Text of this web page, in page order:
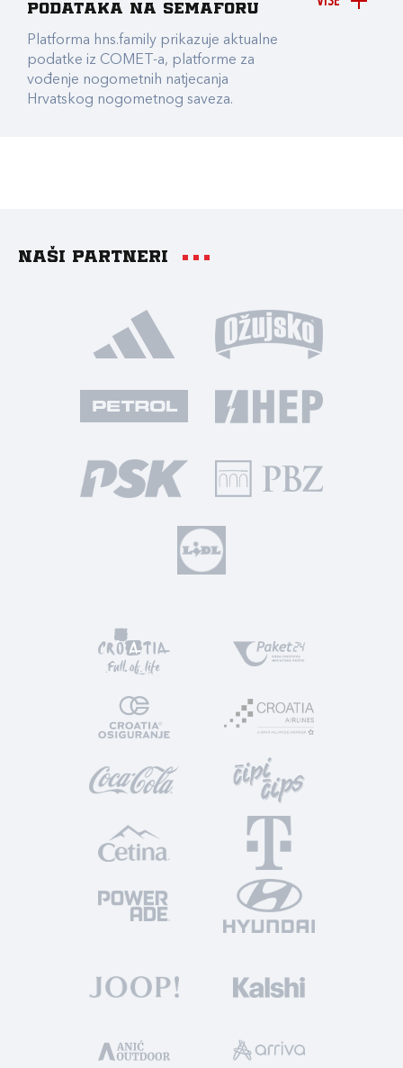
podataka na Semaforu
Platforma hns.family prikazuje aktualne
podatke iz COMET-a, platforme za
vođenje nogometnih natjecanja
Hrvatskog nogometnog saveza.
Naši partneri